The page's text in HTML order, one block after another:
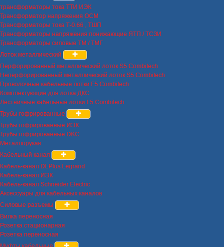
трансформаторы тока ТТИ ИЭК
Трансформатор напряжения ОСМ
Трансформаторы тока Т-0.66 , ТШП
Трансформаторы напряжения понижающие ЯТП / ТСЗИ
Трансформаторы силовые ТМ / ТМГ
Лоток металлический
Перфорированный металлический лоток S5 Combitech
Неперфорированный металлический лоток S5 Combitech
Проволочные кабельные лотки F5 Combitech
Комплектующие для лотка ДКС
Лестничные кабельные лотки L5 Combitech
Трубы гофрированные
Трубы гофрированные ИЭК
Трубы гофрированные DKC
Металлорукав
Кабельный канал
Кабель-канал DLPlus Legrand
Кабель-канал ИЭК
Кабель-канал Schneider Electric
Аксессуары для кабельных каналов
Силовые разъемы
Вилка переносная
Розетка стационарная
Розетка переносная